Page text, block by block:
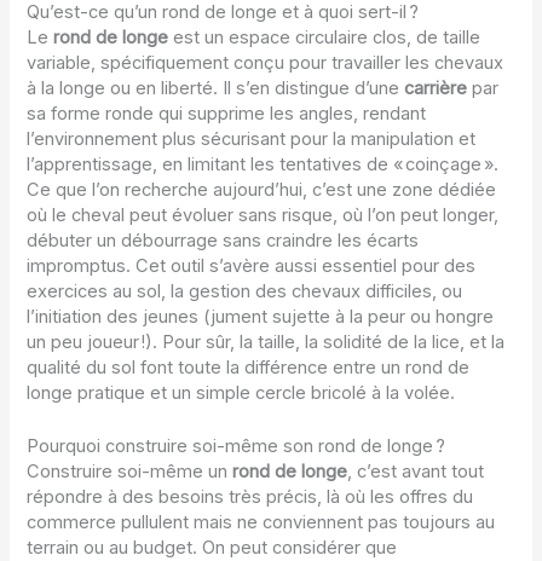
Qu’est-ce qu’un rond de longe et à quoi sert-il ?
Lerond de longe est un espace circulaire clos, de taille
variable, spécifiquement conçu pour travailler les chevaux
à la longe ou en liberté. Il s’en distingue d’unecarrière par
sa forme ronde qui supprime les angles, rendant
l’environnement plus sécurisant pour la manipulation et
l’apprentissage, en limitant les tentatives de « coinçage ».
Ce que l’on recherche aujourd’hui, c’est une zone dédiée
où le cheval peut évoluer sans risque, où l’on peut longer,
débuter un débourrage sans craindre les écarts
impromptus. Cet outil s’avère aussi essentiel pour des
exercices au sol, la gestion des chevaux difficiles, ou
l’initiation des jeunes (jument sujette à la peur ou hongre
un peu joueur !). Pour sûr, la taille, la solidité de la lice, et la
qualité du sol font toute la différence entre un rond de
longe pratique et un simple cercle bricolé à la volée.
Pourquoi construire soi-même son rond de longe ?
Construire soi-même unrond de longe, c’est avant tout
répondre à des besoins très précis, là où les offres du
commerce pullulent mais ne conviennent pas toujours au
terrain ou au budget. On peut considérer que